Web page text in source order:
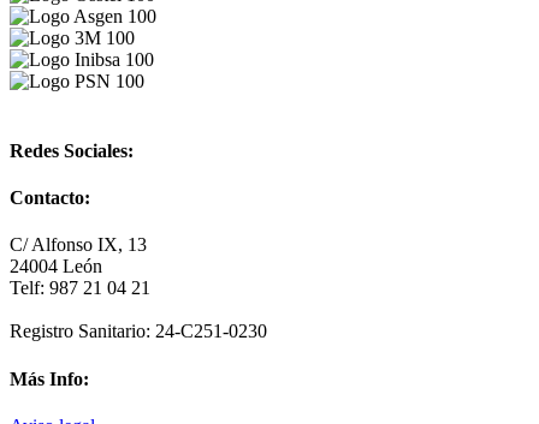
Redes Sociales:
Contacto:
C/ Alfonso IX, 13
24004 León
Telf: 987 21 04 21
Registro Sanitario: 24-C251-0230
Más Info: